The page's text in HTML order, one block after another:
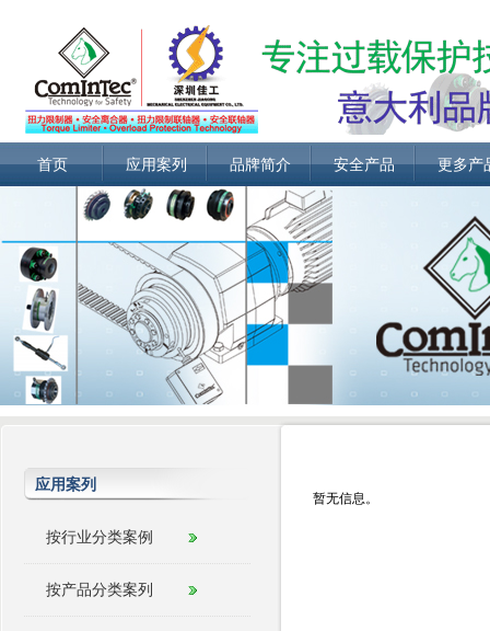
首页 应用案列 品牌简介 安全产品 更多产
应用案列
按行业分类案例
按产品分类案列
暂无信息。